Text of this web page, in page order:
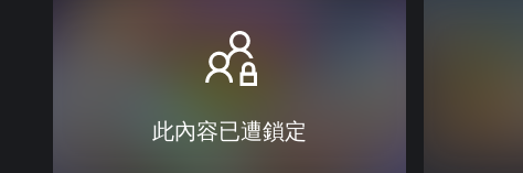
此內容已遭鎖定